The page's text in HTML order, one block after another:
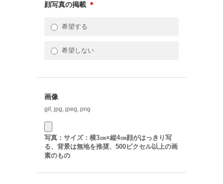
顔写真の掲載 ＊
希望する
希望しない
画像
gif, jpg, jpeg, png
写真：サイズ：横3㎝×縦4㎝顔がはっきり写
る、背景は無地を推奨、500ピクセル以上の画
素のもの